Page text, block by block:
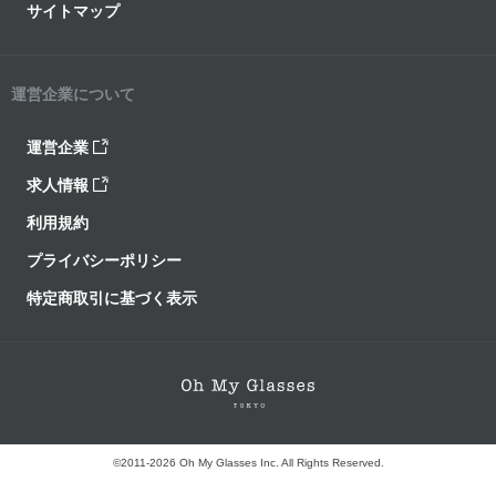
サイトマップ
運営企業について
運営企業
求人情報
利用規約
プライバシーポリシー
特定商取引に基づく表示
©2011-2026 Oh My Glasses Inc. All Rights Reserved.